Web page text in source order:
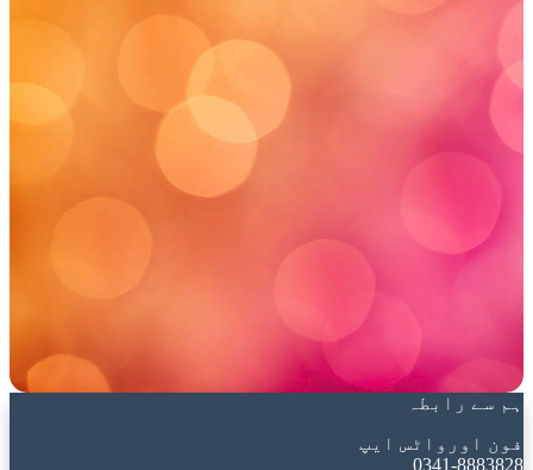
ہم سے رابطہ
فون اورواٹس ایپ
0341-8883828